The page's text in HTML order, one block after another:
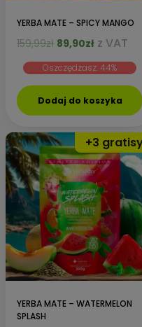
YERBA MATE – SPICY MANGO
159,99zł Pierwotna
wynosiła:
159,99zł.
89,90złAktualna
wynosi:
89,90zł.
z VAT
Oszczędzasz: 44%
Dodaj do koszyka
YERBA MATE – WATERMELON
SPLASH